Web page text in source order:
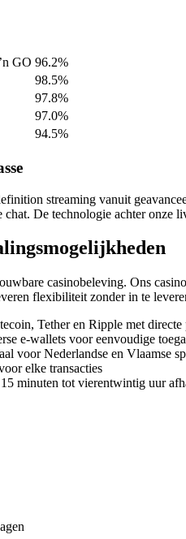
GO 96.2%
98.5%
97.8%
97.0%
94.5%
streaming vanuit
De technologie achter onze
casinobeleving. Ons
flexibiliteit zonder in te
Tether en Ripple met directe
e-wallets voor eenvoudige
voor Nederlandse en Vlaamse
elke transacties
minuten tot vierentwintig uur